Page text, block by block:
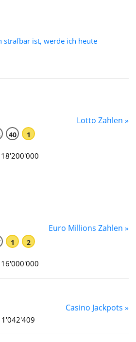
strafbar ist, werde ich heute
Lotto Zahlen »
40 1
18'200'000
Euro Millions Zahlen »
1 2
16'000'000
Casino Jackpots »
1'042'409